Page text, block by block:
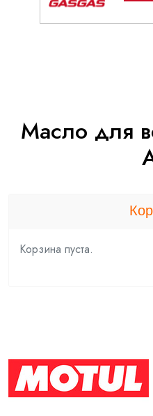
Масло для
Корзина пуста.